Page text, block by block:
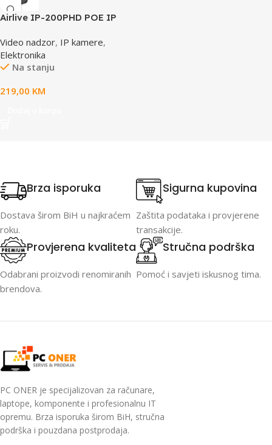
Airlive IP-200PHD POE IP
Video nadzor, IP kamere,
Elektronika
Na stanju
219,00 KM
Brza isporuka
Dostava širom BiH u najkraćem
roku.
Sigurna kupovina
Zaštita podataka i provjerene
transakcije.
Provjerena kvaliteta
Odabrani proizvodi renomiranih
brendova.
Stručna podrška
Pomoć i savjeti iskusnog tima.
PC ONER je specijalizovan za računare,
laptope, komponente i profesionalnu IT
opremu. Brza isporuka širom BiH, stručna
podrška i pouzdana postprodaja.